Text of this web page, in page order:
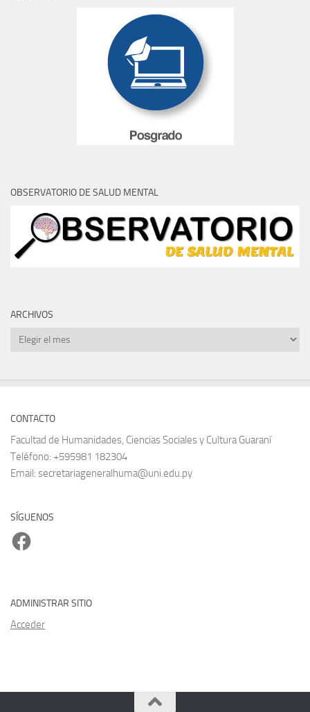
OBSERVATORIO DE SALUD MENTAL
ARCHIVOS
Archivos
CONTACTO
Facultad de Humanidades, Ciencias Sociales y Cultura Guaraní
Teléfono: +595981 182304
Email: secretariageneralhuma@uni.edu.py
SÍGUENOS
Facebook
ADMINISTRAR SITIO
Acceder